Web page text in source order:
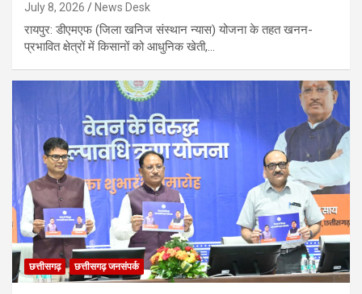
July 8, 2026 News Desk
रायपुर: डीएमएफ (जिला खनिज संस्थान न्यास) योजना के तहत खनन-
प्रभावित क्षेत्रों में किसानों को आधुनिक खेती,…
छत्तीसगढ़ छत्तीसगढ़ जनसंपर्क